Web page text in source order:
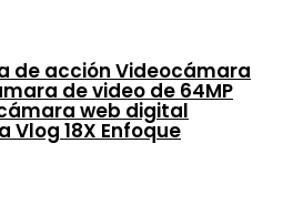
de acción Videocámara
de video de 64MP
web digital
18X Enfoque